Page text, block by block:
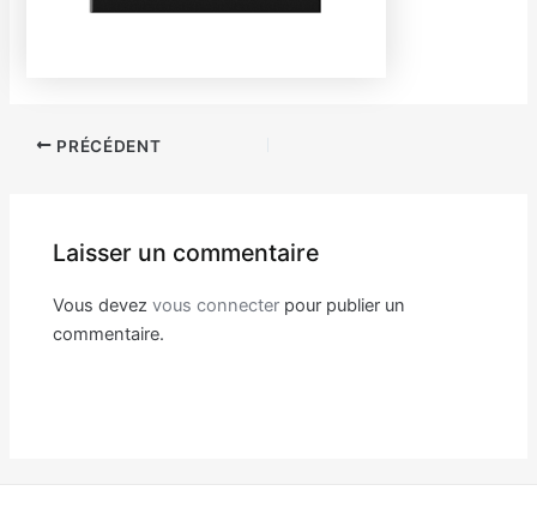
NavigationPRÉCÉDENT
Laisser un commentaire
Vous devezvous connecter pour publier un
commentaire.